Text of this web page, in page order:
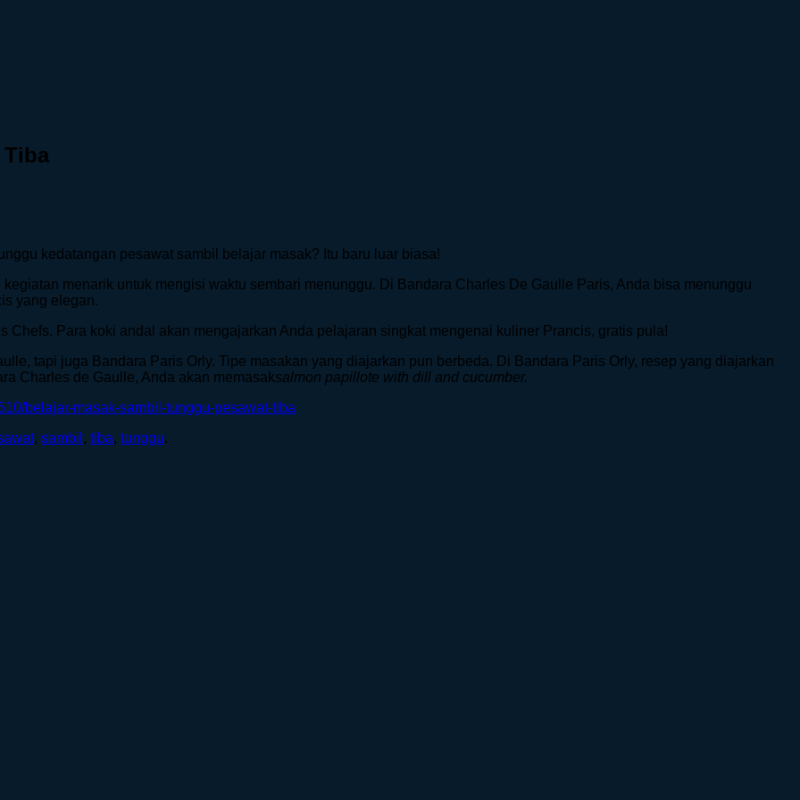
Tiba
kedatangan pesawat sambil belajar masak? Itu baru luar biasa!
menarik untuk mengisi waktu sembari menunggu. Di Bandara Charles De Gaulle Paris, Anda bisa menunggu
yang elegan.
Para koki andal akan mengajarkan Anda pelajaran singkat mengenai kuliner Prancis, gratis pula!
tapi juga Bandara Paris Orly. Tipe masakan yang diajarkan pun berbeda. Di Bandara Paris Orly, resep yang diajarkan
Charles de Gaulle, Anda akan memasaksalmon papillote with dill and cucumber.
belajar-masak-sambil-tunggu-pesawat-tiba
, sambil , tiba, tunggu.